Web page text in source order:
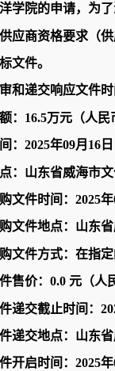
学院的申请，为
应商资格要求（供
文件。
和递交响应文件
：16.5万元（人民
：2025年09月16日
：山东省威海市
文件时间：2025年
文件地点：山东
文件方式：在指
售价： 0.0 元（人
递交截止时间：
递交地点：山东
开启时间：2025